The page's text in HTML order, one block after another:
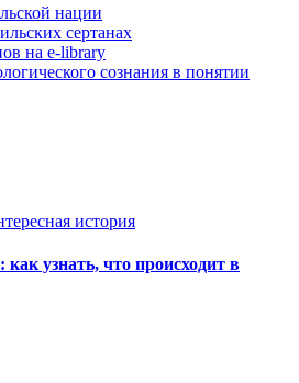
нации
сертанах
на e-library
сознания в понятии
история
как узнать, что происходит в